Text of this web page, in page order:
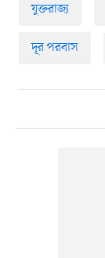
যুক্তরাজ্য
দূর পরবাস